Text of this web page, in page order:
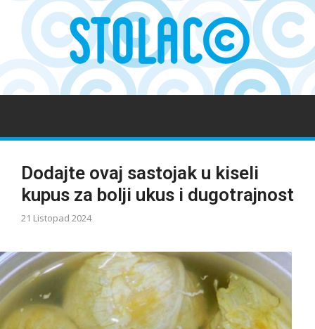
Dodajte ovaj sastojak u kiseli
kupus za bolji ukus i dugotrajnost
21 Listopad 2024